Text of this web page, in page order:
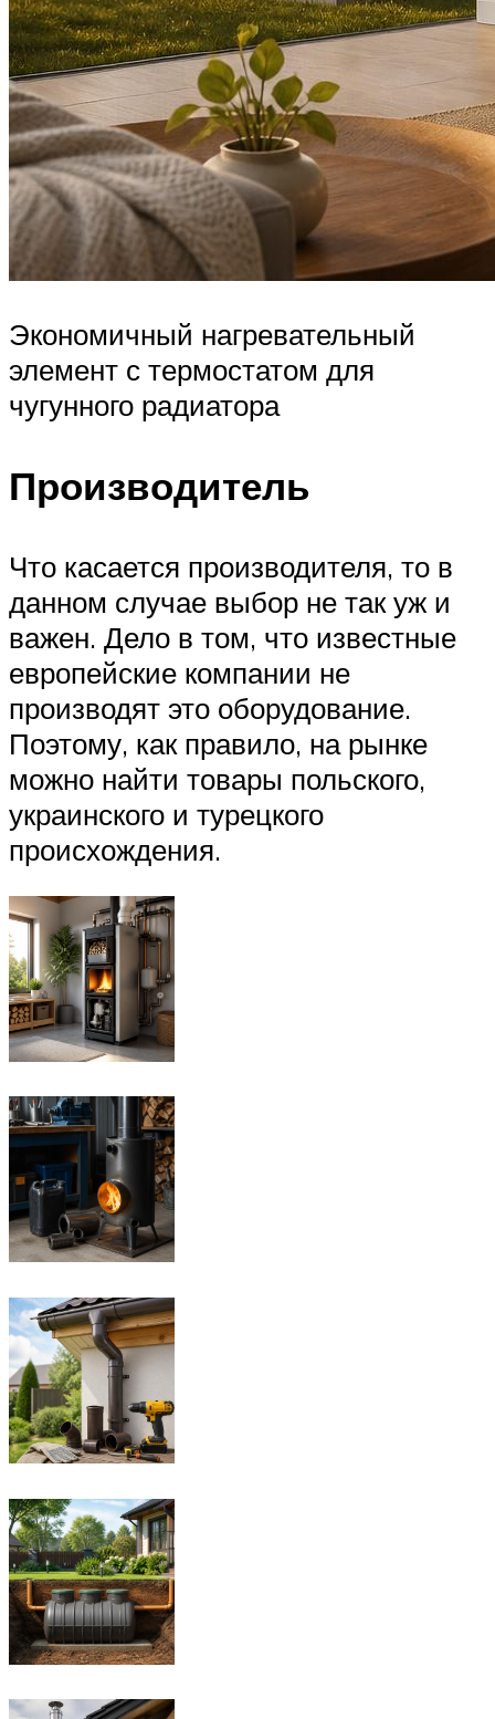
Экономичный нагревательный
элемент с термостатом для
чугунного радиатора
Производитель
Что касается производителя, то в
данном случае выбор не так уж и
важен. Дело в том, что известные
европейские компании не
производят это оборудование.
Поэтому, как правило, на рынке
можно найти товары польского,
украинского и турецкого
происхождения.